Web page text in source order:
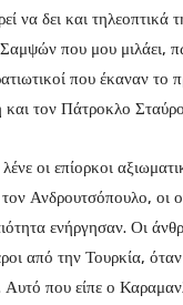
να δει και
Σαμψών που μου
που έκαναν
τον Πάτροκλο
οι επίορκοι
Ανδρουτσόπουλο, οι
ενήργησαν. Οι
από την Τουρκία,
Αυτό που είπε ο